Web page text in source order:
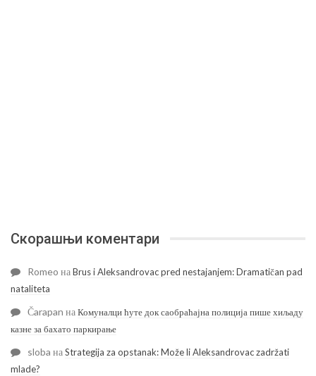
Скорашњи коментари
Romeo наBrus i Aleksandrovac pred nestajanjem: Dramatičan pad
nataliteta
Čarapan наКомуналци ћуте док саобраћајна полиција пише хиљаду
казне за бахато паркирање
sloba наStrategija za opstanak: Može li Aleksandrovac zadržati
mlade?